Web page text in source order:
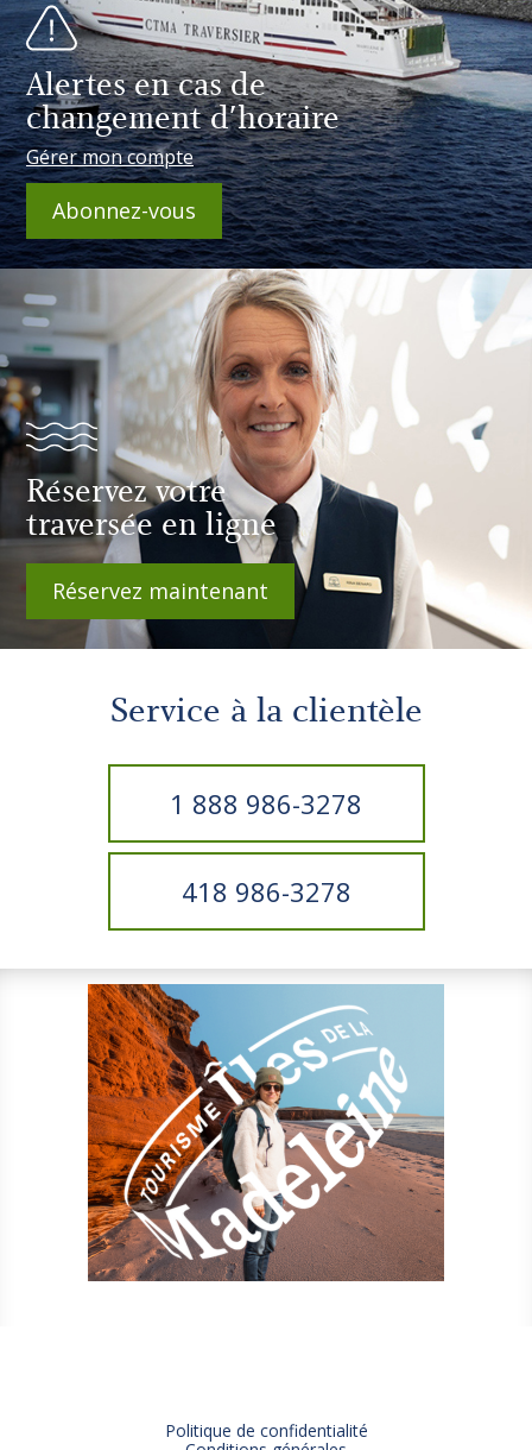
Alertes en cas de
changement d'horaire
Gérer mon compte
Abonnez-vous
Réservez votre
traversée en ligne
Réservez maintenant
Service à la clientèle
1 888 986-3278
418 986-3278
Politique de confidentialité